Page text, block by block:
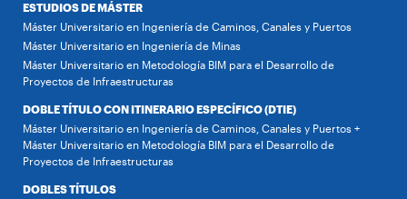
ESTUDIOS DE MÁSTER
Máster Universitario en Ingeniería de Caminos, Canales y Puertos
Máster Universitario en Ingeniería de Minas
Máster Universitario en Metodología BIM para el Desarrollo de
Proyectos de Infraestructuras
DOBLE TÍTULO CON ITINERARIO ESPECÍFICO (DTIE)
Máster Universitario en Ingeniería de Caminos, Canales y Puertos +
Máster Universitario en Metodología BIM para el Desarrollo de
Proyectos de Infraestructuras
DOBLES TÍTULOS